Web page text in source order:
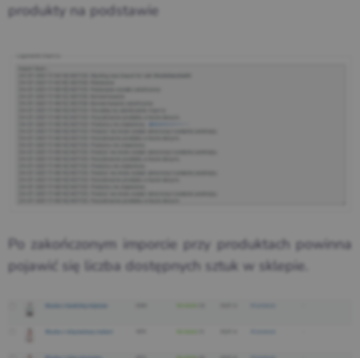
produkty na podstawie
Po zakończonym imporcie przy produktach powinna
pojawić się liczba dostępnych sztuk w sklepie.